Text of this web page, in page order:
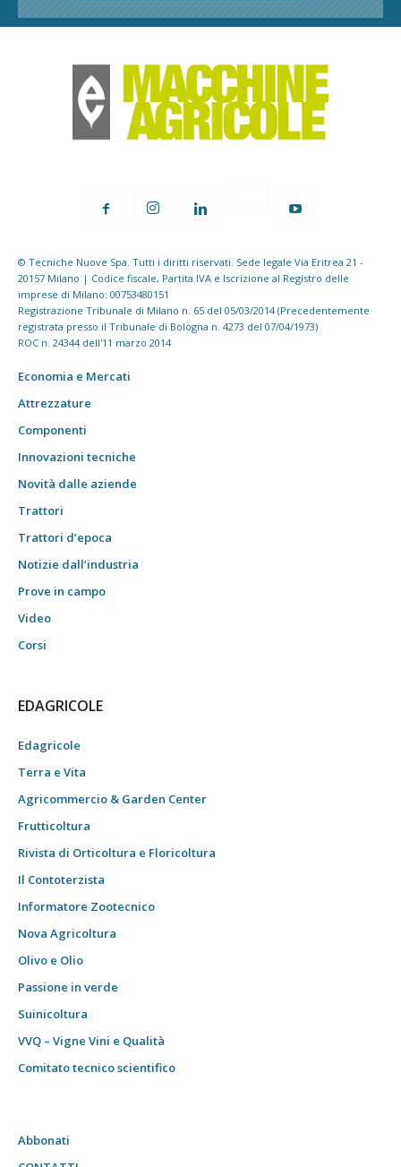
© Tecniche Nuove Spa. Tutti i diritti riservati. Sede legale Via Eritrea 21 -
20157 Milano | Codice fiscale, Partita IVA e Iscrizione al Registro delle
imprese di Milano: 00753480151
Registrazione Tribunale di Milano n. 65 del 05/03/2014 (Precedentemente
registrata presso il Tribunale di Bologna n. 4273 del 07/04/1973)
ROC n. 24344 dell'11 marzo 2014
Economia e Mercati
Attrezzature
Componenti
Innovazioni tecniche
Novità dalle aziende
Trattori
Trattori d’epoca
Notizie dall’industria
Prove in campo
Video
Corsi
EDAGRICOLE
Edagricole
Terra e Vita
Agricommercio & Garden Center
Frutticoltura
Rivista di Orticoltura e Floricoltura
Il Contoterzista
Informatore Zootecnico
Nova Agricoltura
Olivo e Olio
Passione in verde
Suinicoltura
VVQ – Vigne Vini e Qualità
Comitato tecnico scientifico
Abbonati